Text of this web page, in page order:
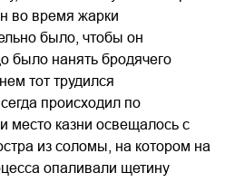
во время жарки
было, чтобы он
было нанять бродячего
тот трудился
происходил по
место казни освещалось с
из соломы, на котором на
опаливали щетину